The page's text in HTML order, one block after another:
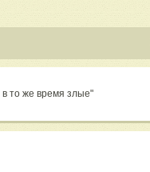
то же время злые"